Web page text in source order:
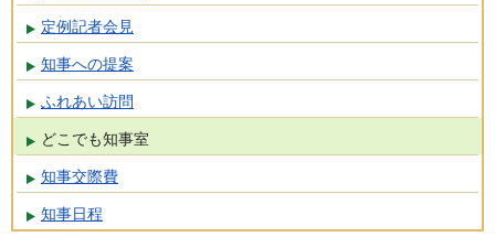
定例記者会見
知事への提案
ふれあい訪問
どこでも知事室
知事交際費
知事日程